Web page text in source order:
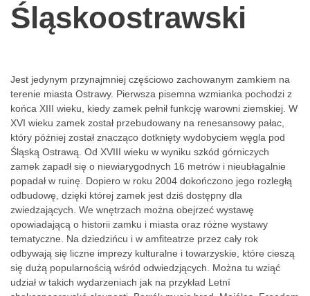
Śląskoostrawski
Jest jedynym przynajmniej częściowo zachowanym zamkiem na
terenie miasta Ostrawy. Pierwsza pisemna wzmianka pochodzi z
końca XIII wieku, kiedy zamek pełnił funkcję warowni ziemskiej. W
XVI wieku zamek został przebudowany na renesansowy pałac,
który później został znacząco dotknięty wydobyciem węgla pod
Śląską Ostrawą. Od XVIII wieku w wyniku szkód górniczych
zamek zapadł się o niewiarygodnych 16 metrów i nieubłagalnie
popadał w ruinę. Dopiero w roku 2004 dokończono jego rozległą
odbudowę, dzięki której zamek jest dziś dostępny dla
zwiedzających. We wnętrzach można obejrzeć wystawę
opowiadającą o historii zamku i miasta oraz różne wystawy
tematyczne. Na dziedzińcu i w amfiteatrze przez cały rok
odbywają się liczne imprezy kulturalne i towarzyskie, które cieszą
się dużą popularnością wśród odwiedzjących. Można tu wziąć
udział w takich wydarzeniach jak na przykład Letní